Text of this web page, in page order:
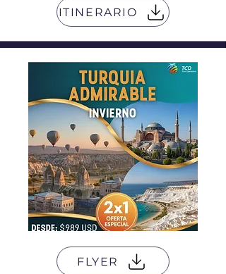
ITINERARIO
FLYER